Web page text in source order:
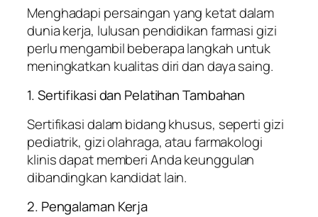
Menghadapi persaingan yang ketat dalam
dunia kerja, lulusan pendidikan farmasi gizi
perlu mengambil beberapa langkah untuk
meningkatkan kualitas diri dan daya saing.
1. Sertifikasi dan Pelatihan Tambahan
Sertifikasi dalam bidang khusus, seperti gizi
pediatrik, gizi olahraga, atau farmakologi
klinis dapat memberi Anda keunggulan
dibandingkan kandidat lain.
2. Pengalaman Kerja